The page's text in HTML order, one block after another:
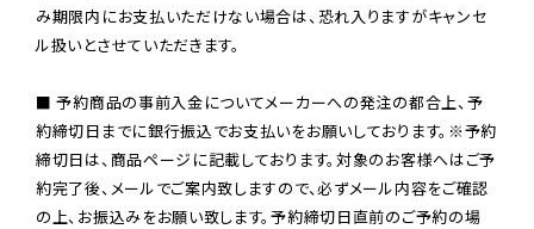
み期限内にお支払いただけない場合は、恐れ入りますがキャンセ
ル扱いとさせていただきます。
■ 予約商品の事前入金についてメーカーへの発注の都合上、予
約締切日までに銀行振込でお支払いをお願いしております。※予約
締切日は、商品ページに記載しております。対象のお客様へはご予
約完了後、メールでご案内致しますので、必ずメール内容をご確認
の上、お振込みをお願い致します。予約締切日直前のご予約の場